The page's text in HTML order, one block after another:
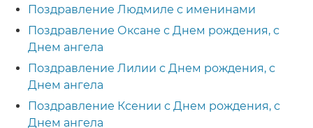
Поздравление Людмиле с именинами
Поздравление Оксане с Днем рождения, с
Днем ангела
Поздравление Лилии с Днем рождения, с
Днем ангела
Поздравление Ксении с Днем рождения, с
Днем ангела